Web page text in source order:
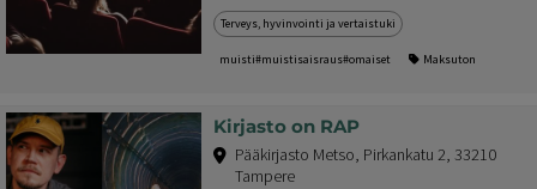
Terveys, hyvinvointi ja vertaistuki
muisti#muistisaisraus#omaiset Maksuton
Kirjasto on RAP
Pääkirjasto Metso, Pirkankatu 2, 33210
Tampere